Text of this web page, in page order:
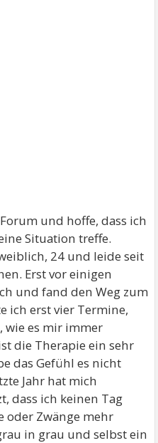
und hoffe, dass ich
Situation treffe.
24 und leide seit
Erst vor einigen
und fand den Weg zum
ich erst vier Termine,
wie es mir immer
die Therapie ein sehr
das Gefühl es nicht
Jahr hat mich
dass ich keinen Tag
oder Zwänge mehr
in grau und selbst ein